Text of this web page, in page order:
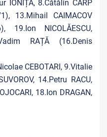
IONIȚĂ, 8.Cătălin CARP
13.Mihail CAIMACOV
19.Ion NICOLĂESCU,
RAȚĂ (16.Denis
CEBOTARI, 9.Vitalie
14.Petru RACU,
18.Ion DRAGAN,